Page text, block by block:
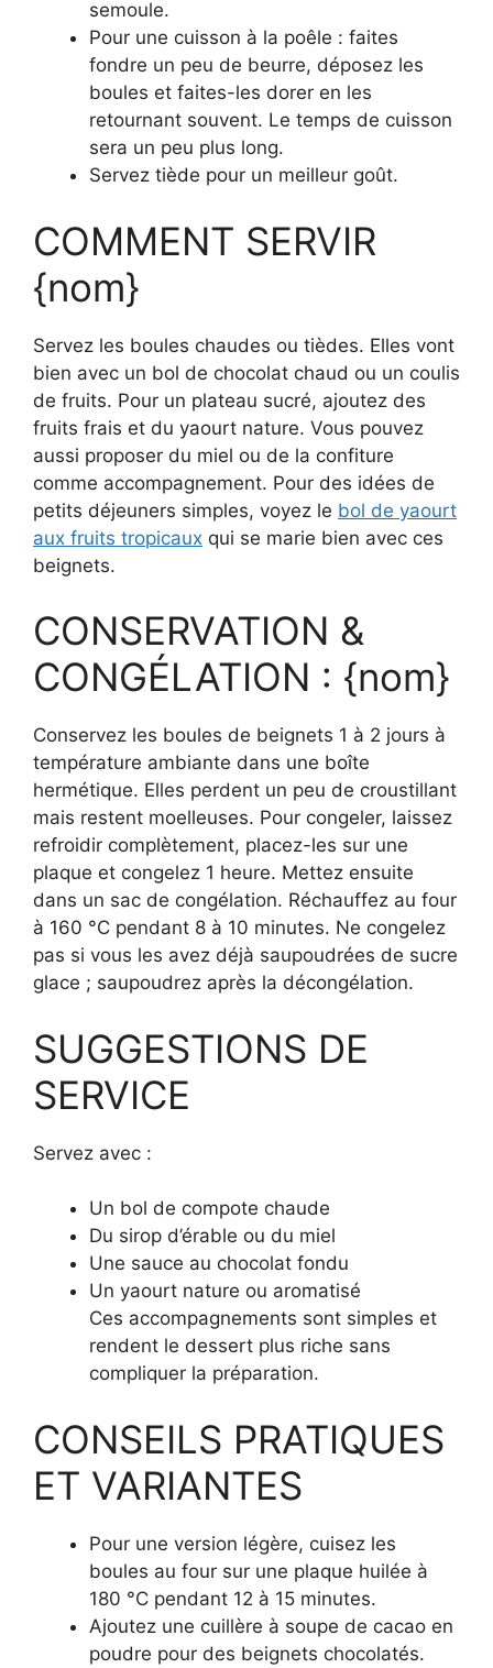
semoule.
Pour une cuisson à la poêle : faites
fondre un peu de beurre, déposez les
boules et faites-les dorer en les
retournant souvent. Le temps de cuisson
sera un peu plus long.
Servez tiède pour un meilleur goût.
COMMENT SERVIR
{nom}
Servez les boules chaudes ou tièdes. Elles vont
bien avec un bol de chocolat chaud ou un coulis
de fruits. Pour un plateau sucré, ajoutez des
fruits frais et du yaourt nature. Vous pouvez
aussi proposer du miel ou de la confiture
comme accompagnement. Pour des idées de
petits déjeuners simples, voyez le bol de yaourt
aux fruits tropicaux qui se marie bien avec ces
beignets.
CONSERVATION &
CONGÉLATION : {nom}
Conservez les boules de beignets 1 à 2 jours à
température ambiante dans une boîte
hermétique. Elles perdent un peu de croustillant
mais restent moelleuses. Pour congeler, laissez
refroidir complètement, placez-les sur une
plaque et congelez 1 heure. Mettez ensuite
dans un sac de congélation. Réchauffez au four
à 160 °C pendant 8 à 10 minutes. Ne congelez
pas si vous les avez déjà saupoudrées de sucre
glace ; saupoudrez après la décongélation.
SUGGESTIONS DE
SERVICE
Servez avec :
Un bol de compote chaude
Du sirop d’érable ou du miel
Une sauce au chocolat fondu
Un yaourt nature ou aromatisé
Ces accompagnements sont simples et
rendent le dessert plus riche sans
compliquer la préparation.
CONSEILS PRATIQUES
ET VARIANTES
Pour une version légère, cuisez les
boules au four sur une plaque huilée à
180 °C pendant 12 à 15 minutes.
Ajoutez une cuillère à soupe de cacao en
poudre pour des beignets chocolatés.